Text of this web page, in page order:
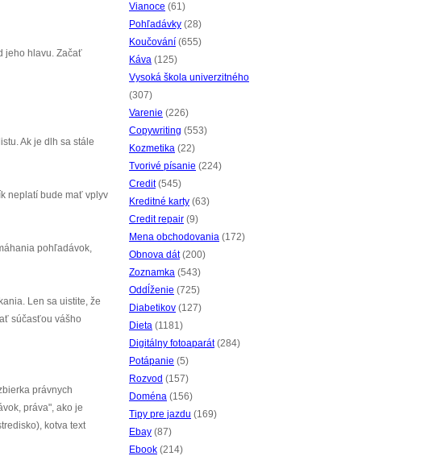
jeho hlavu. Začať
Ak je dlh sa stále
neplatí bude mať vplyv
pohľadávok,
Len sa uistite, že
súčasťou vášho
právnych
práva", ako je
kotva text
Vianoce (61)
Pohľadávky (28)
Koučování (655)
Káva (125)
Vysoká škola univerzitného
(307)
Varenie (226)
Copywriting (553)
Kozmetika (22)
Tvorivé písanie (224)
Credit(545)
Kreditné karty (63)
Credit repair (9)
Mena obchodovania (172)
Obnova dát(200)
Zoznamka (543)
Oddĺženie (725)
Diabetikov (127)
Dieta (1181)
Digitálny fotoaparát(284)
Potápanie (5)
Rozvod (157)
Doména (156)
Tipy pre jazdu (169)
Ebay (87)
Ebook (214)